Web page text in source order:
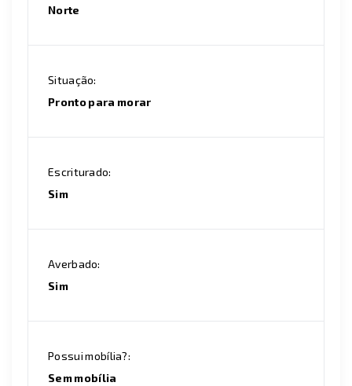
Norte
Situação:
Pronto para morar
Escriturado:
Sim
Averbado:
Sim
Possui mobília?:
Sem mobília